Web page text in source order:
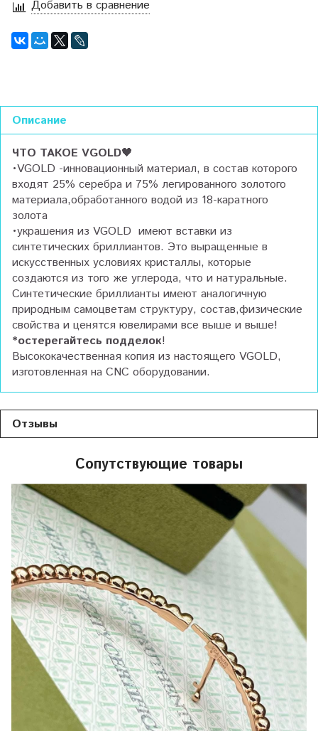
Добавить в сравнение
Описание
ЧТО ТАКОЕ VGOLD🖤
•VGOLD -инновационный материал, в состав которого
входят 25% серебра и 75% легированного золотого
материала,обработанного водой из 18-каратного
золота
•украшения из VGOLD имеют вставки из
синтетических бриллиантов. Это выращенные в
искусственных условиях кристаллы, которые
создаются из того же углерода, что и натуральные.
Синтетические бриллианты имеют аналогичную
природным самоцветам структуру, состав,физические
свойства и ценятся ювелирами все выше и выше!
*остерегайтесь подделок!
Высококачественная копия из настоящего VGOLD,
изготовленная на CNC оборудовании.
Отзывы
Сопутствующие товары